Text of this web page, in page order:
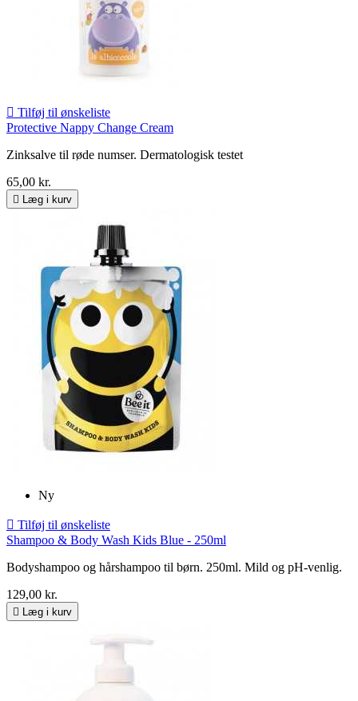
 Tilføj til ønskeliste
Protective Nappy Change Cream
Zinksalve til røde numser. Dermatologisk testet
65,00 kr.
 Læg i kurv
Ny
 Tilføj til ønskeliste
Shampoo & Body Wash Kids Blue - 250ml
Bodyshampoo og hårshampoo til børn. 250ml. Mild og pH-venlig.
129,00 kr.
 Læg i kurv